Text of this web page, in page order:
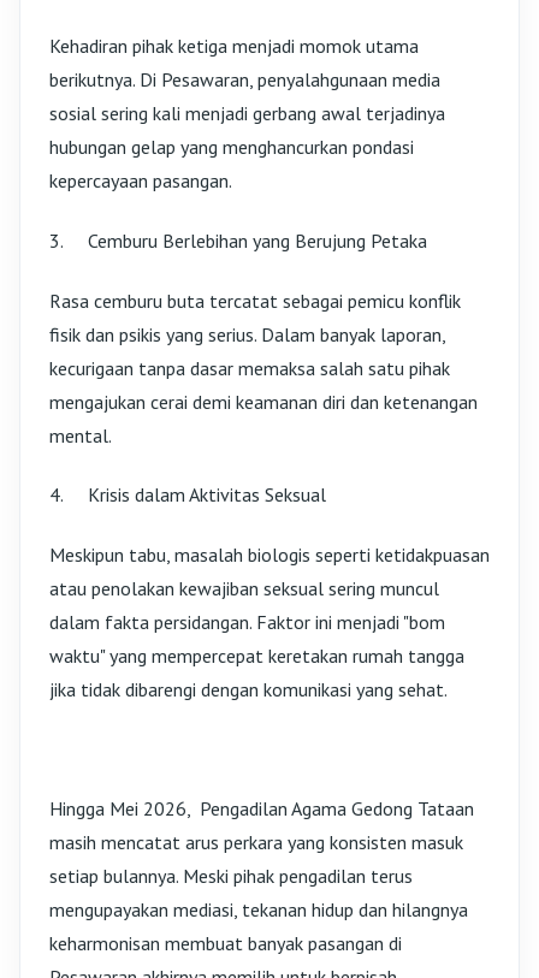
Kehadiran pihak ketiga menjadi momok utama
berikutnya. Di Pesawaran, penyalahgunaan media
sosial sering kali menjadi gerbang awal terjadinya
hubungan gelap yang menghancurkan pondasi
kepercayaan pasangan.
3. Cemburu Berlebihan yang Berujung Petaka
Rasa cemburu buta tercatat sebagai pemicu konflik
fisik dan psikis yang serius. Dalam banyak laporan,
kecurigaan tanpa dasar memaksa salah satu pihak
mengajukan cerai demi keamanan diri dan ketenangan
mental.
4. Krisis dalam Aktivitas Seksual
Meskipun tabu, masalah biologis seperti ketidakpuasan
atau penolakan kewajiban seksual sering muncul
dalam fakta persidangan. Faktor ini menjadi "bom
waktu" yang mempercepat keretakan rumah tangga
jika tidak dibarengi dengan komunikasi yang sehat.
Hingga Mei 2026, Pengadilan Agama Gedong Tataan
masih mencatat arus perkara yang konsisten masuk
setiap bulannya. Meski pihak pengadilan terus
mengupayakan mediasi, tekanan hidup dan hilangnya
keharmonisan membuat banyak pasangan di